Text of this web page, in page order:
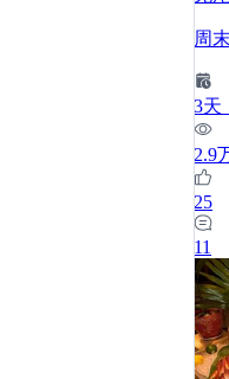
周
3天
2.9
25
11